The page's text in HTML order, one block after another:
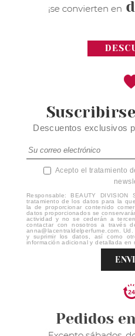
Descuentos exclusivos
Acepto el tratamiento
Responsable: BEAUTY
tratamiento de los datos para la
la de proporcionar contenido
datos proporcionados se
actividad y no se cederán a
contactar con nosotros a través
anna@lacentraldelperfume.com.
y suprimir los datos, así como
información adicional y detallada